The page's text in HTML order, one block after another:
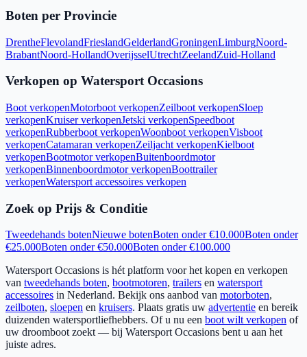
Boten per Provincie
DrentheFlevolandFrieslandGelderlandGroningenLimburgNoord-
BrabantNoord-HollandOverijsselUtrechtZeelandZuid-Holland
Verkopen op Watersport Occasions
Boot verkopenMotorboot verkopenZeilboot verkopenSloep
verkopenKruiser verkopenJetski verkopenSpeedboot
verkopenRubberboot verkopenWoonboot verkopenVisboot
verkopenCatamaran verkopenZeiljacht verkopenKielboot
verkopenBootmotor verkopenBuitenboordmotor
verkopenBinnenboordmotor verkopenBoottrailer
verkopenWatersport accessoires verkopen
Zoek op Prijs & Conditie
Tweedehands botenNieuwe botenBoten onder €10.000Boten onder
€25.000Boten onder €50.000Boten onder €100.000
Watersport Occasions is hét platform voor het kopen en verkopen
van tweedehands boten, bootmotoren, trailers en watersport
accessoires in Nederland. Bekijk ons aanbod van motorboten,
zeilboten, sloepen en kruisers. Plaats gratis uw advertentie en bereik
duizenden watersportliefhebbers. Of u nu een boot wilt verkopen of
uw droomboot zoekt — bij Watersport Occasions bent u aan het
juiste adres.